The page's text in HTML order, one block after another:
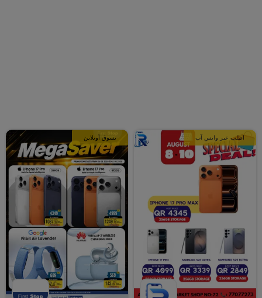
اطلب عبر واتس آب تسوق أونلاين